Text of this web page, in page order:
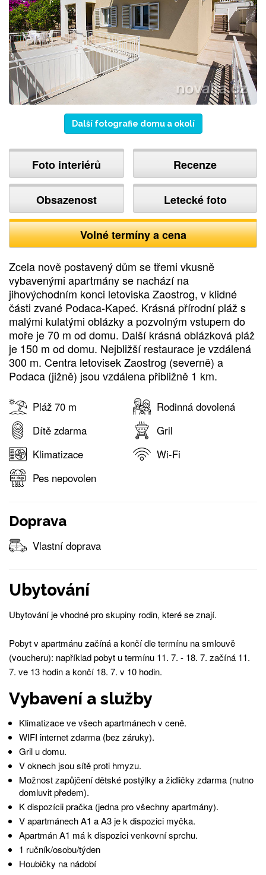
Další fotografie domu a okolí
Foto interiérů
Obsazenost
Recenze
Letecké foto
Volné termíny a cena
Zcela nově postavený dům se třemi vkusně
vybavenými apartmány se nachází na
jihovýchodním konci letoviska Zaostrog, v klidné
části zvané Podaca-Kapeć. Krásná přírodní pláž s
malými kulatými oblázky a pozvolným vstupem do
moře je 70 m od domu. Další krásná oblázková pláž
je 150 m od domu. Nejbližší restaurace je vzdálená
300 m. Centra letovisek Zaostrog (severně) a
Podaca (jižně) jsou vzdálena přibližně 1 km.
Pláž 70 m
Rodinná dovolená
Dítě zdarma
Gril
Klimatizace
Wi-Fi
Pes nepovolen
Doprava
Vlastní doprava
Ubytování
Ubytování je vhodné pro skupiny rodin, které se znají.
Pobyt v apartmánu začíná a končí dle termínu na smlouvě
(voucheru): například pobyt u termínu 11. 7. - 18. 7. začíná 11.
7. ve 13 hodin a končí 18. 7. v 10 hodin.
Vybavení a služby
Klimatizace ve všech apartmánech v ceně.
WIFI internet zdarma (bez záruky).
Gril u domu.
V oknech jsou sítě proti hmyzu.
Možnost zapůjčení dětské postýlky a židličky zdarma (nutno
domluvit předem).
K dispozícii pračka (jedna pro všechny apartmány).
V apartmánech A1 a A3 je k dispozici myčka.
Apartmán A1 má k dispozici venkovní sprchu.
1 ručník/osobu/týden
Houbičky na nádobí